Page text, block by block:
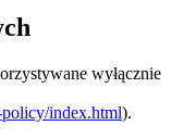
wyłącznie
index.html).